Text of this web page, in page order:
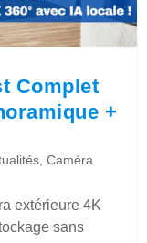
Complet
+
,Caméra
extérieure 4K
sans